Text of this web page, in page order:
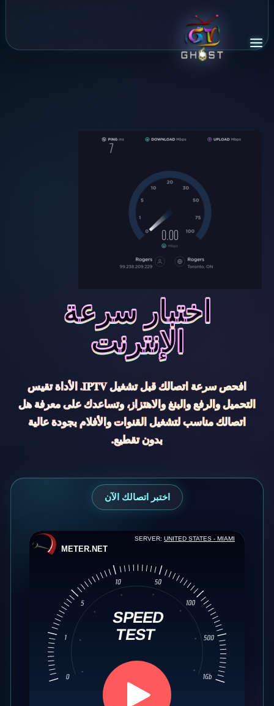
اختبار سرعة
الإنترنت
افحص سرعة اتصالك قبل تشغيل IPTV. الأداة تقيس
التحميل والرفع والبنغ والاهتزاز، وتساعدك على معرفة هل
اتصالك مناسب لتشغيل القنوات والأفلام بجودة عالية
بدون تقطيع.